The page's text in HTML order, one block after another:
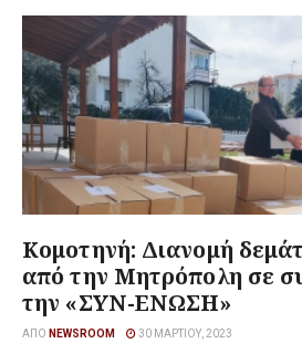
Κομοτηνή: Διανομή
από την Μητρόπολη σε
την «ΣΥΝ-ΕΝΩΣΗ»
ΑΠΌ NEWSROOM 30 ΜΑΡΤΊΟΥ, 2023